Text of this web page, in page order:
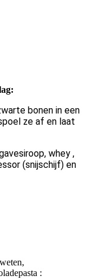
bonen in een
ze af en laat
whey ,
(snijschijf) en
: